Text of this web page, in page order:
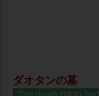
ダオタンの墓
Thon Huynh Mai Xa Tuy